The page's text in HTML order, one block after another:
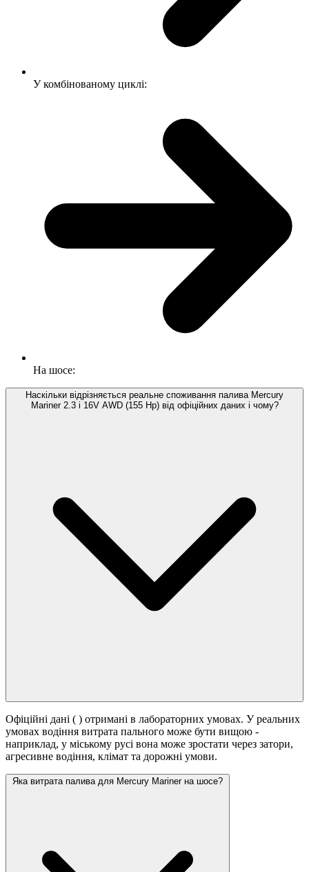
У комбінованому циклі:
На шосе:
Наскільки відрізняється реальне споживання палива Mercury
Mariner 2.3 i 16V AWD (155 Hp) від офіційних даних і чому?
Офіційні дані ( ) отримані в лабораторних умовах. У реальних
умовах водіння витрата пального може бути вищою -
наприклад, у міському русі вона може зростати через затори,
агресивне водіння, клімат та дорожні умови.
Яка витрата палива для Mercury Mariner на шосе?